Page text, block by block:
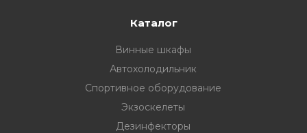
Каталог
Винные шкафы
Автохолодильник
Спортивное оборудование
Экзоскелеты
Дезинфекторы